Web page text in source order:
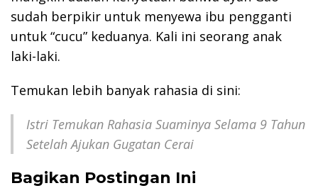
sudah berpikir untuk menyewa ibu pengganti
untuk “cucu” keduanya. Kali ini seorang anak
laki-laki.
Temukan lebih banyak rahasia di sini:
Istri Temukan Rahasia Suaminya Selama 9 Tahun
Setelah Ajukan Gugatan Cerai
Bagikan Postingan Ini